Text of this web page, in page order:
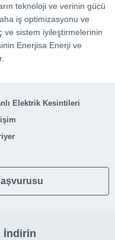
teknoloji ve verinin gücü
iş optimizasyonu ve
ve sistem iyileştirmelerinin
Enerjisa Enerji ve
Elektrik Kesintileri
İndirin